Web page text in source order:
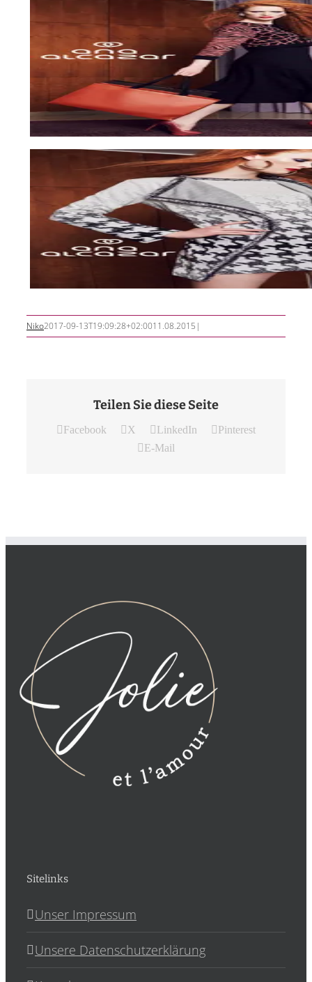
Niko2017-09-13T19:09:28+02:0011.08.2015 |
Teilen Sie diese Seite
Facebook X LinkedIn
Pinterest
E-Mail
Sitelinks
Unser Impressum
Unsere Datenschutzerklärung